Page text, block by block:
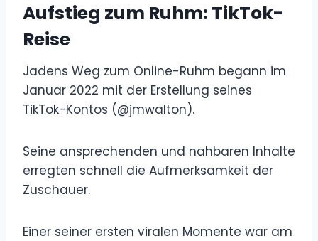
Aufstieg zum Ruhm: TikTok-
Reise
Jadens Weg zum Online-Ruhm begann im
Januar 2022 mit der Erstellung seines
TikTok-Kontos (@jmwalton).
Seine ansprechenden und nahbaren Inhalte
erregten schnell die Aufmerksamkeit der
Zuschauer.
Einer seiner ersten viralen Momente war am